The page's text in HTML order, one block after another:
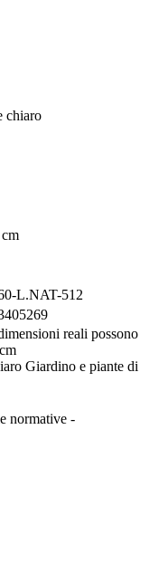
chiaro
L.NAT-512
reali possono
normative -